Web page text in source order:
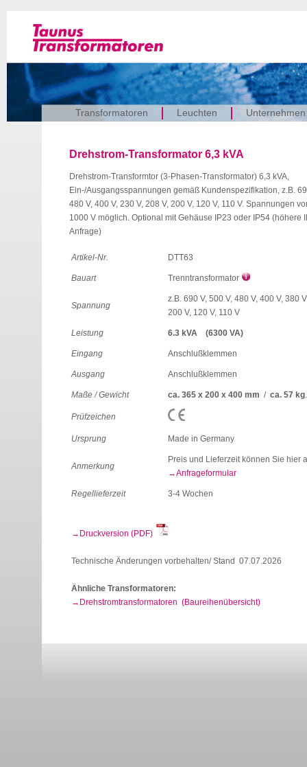
Transformatoren Leuchten Unternehmen
Drehstrom-Transformator 6,3 kVA
Drehstrom-Transformtor (3-Phasen-Transformator) 6,3 kVA,
Ein-/Ausgangsspannungen gemäß Kundenspezifikation, z.B.
480 V, 400 V, 230 V, 208 V, 200 V, 120 V, 110 V. Spannungen
1000 V möglich. Optional mit Gehäuse IP23 oder IP54 (höhere
Anfrage)
Artikel-Nr. DTT63
Bauart Trenntransformator
Spannung
z.B. 690 V, 500 V, 480 V, 400 V, 380
200 V, 120 V, 110 V
Leistung 6.3 kVA (6300 VA)
Eingang Anschlußklemmen
Ausgang Anschlußklemmen
Maße / Gewicht ca. 365 x 200 x 400 mm / ca. 57 kg
Prüfzeichen
Ursprung Made in Germany
Anmerkung
Preis und Lieferzeit können Sie hier
Anfrageformular
Regellieferzeit 3-4 Wochen
Druckversion (PDF)
Technische Änderungen vorbehalten/ Stand 07.07.2026
Ähnliche Transformatoren:
Drehstromtransformatoren (Baureihenübersicht)